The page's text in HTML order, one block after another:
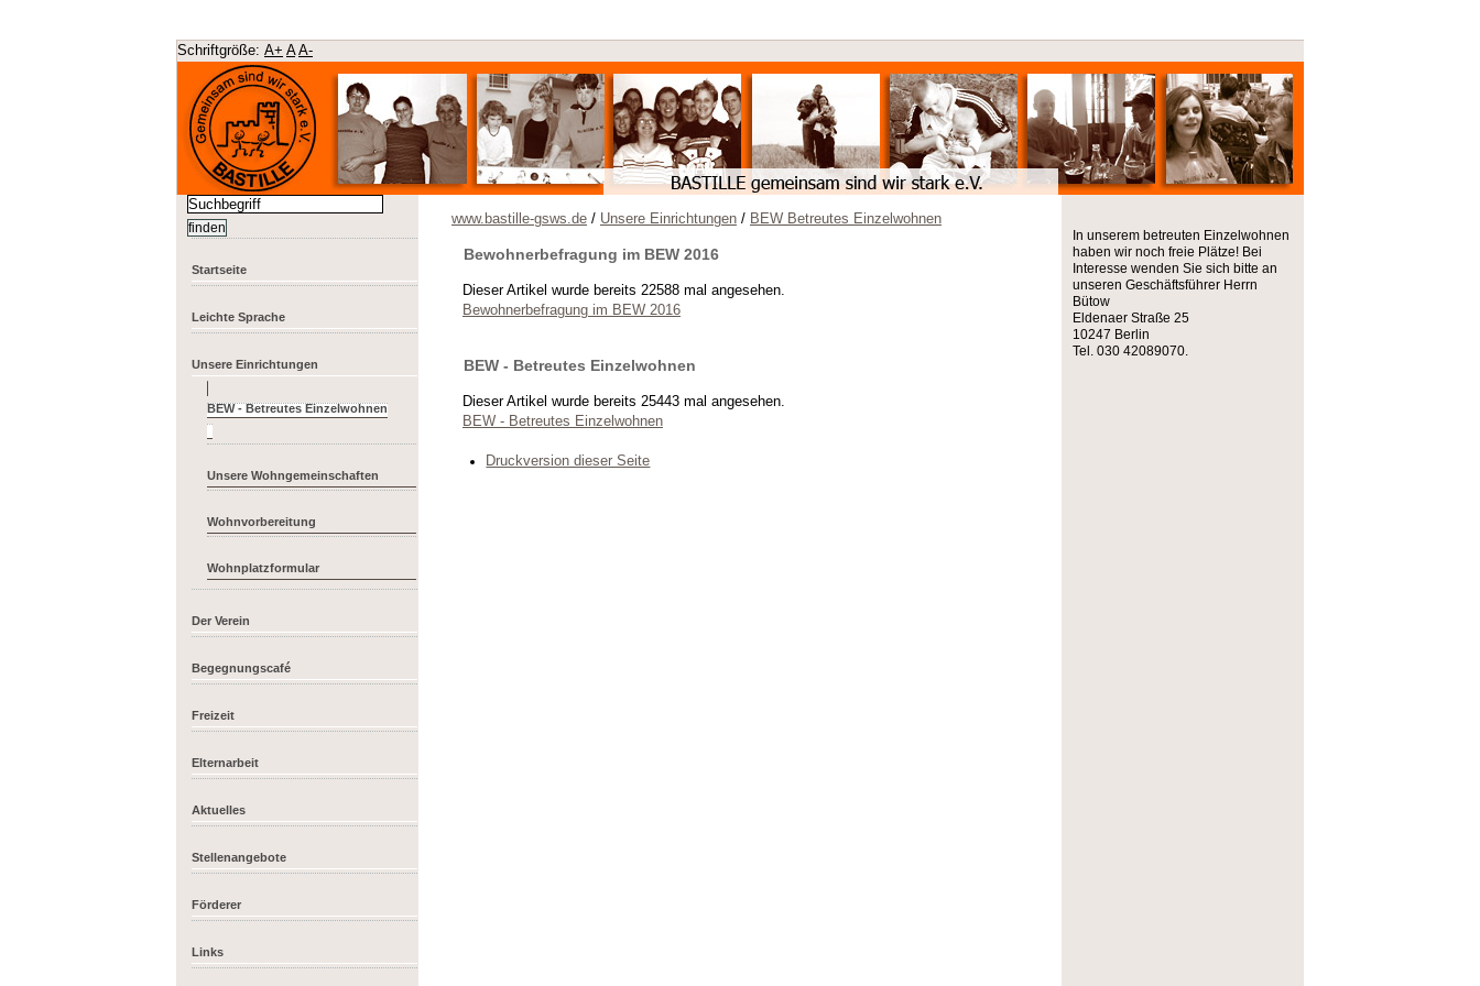
Schriftgröße: A+ A A-
Startseite
Leichte Sprache
Unsere Einrichtungen
Unsere Wohngemeinschaften
Wohnvorbereitung
Wohnplatzformular
Der Verein
Begegnungscafé
Freizeit
Elternarbeit
Aktuelles
Stellenangebote
Förderer
Links
In unserem betreuten Einzelwohnen
haben wir noch freie Plätze! Bei
Interesse wenden Sie sich bitte an
unseren Geschäftsführer Herrn
Bütow
Eldenaer Straße 25
10247 Berlin
Tel. 030 42089070.
www.bastille-gsws.de / Unsere Einrichtungen / BEW Betreutes Einzelwohnen
Bewohnerbefragung im BEW 2016
Dieser Artikel wurde bereits 22588 mal angesehen.
Bewohnerbefragung im BEW 2016
BEW - Betreutes Einzelwohnen
Dieser Artikel wurde bereits 25443 mal angesehen.
BEW - Betreutes Einzelwohnen
Druckversion dieser Seite